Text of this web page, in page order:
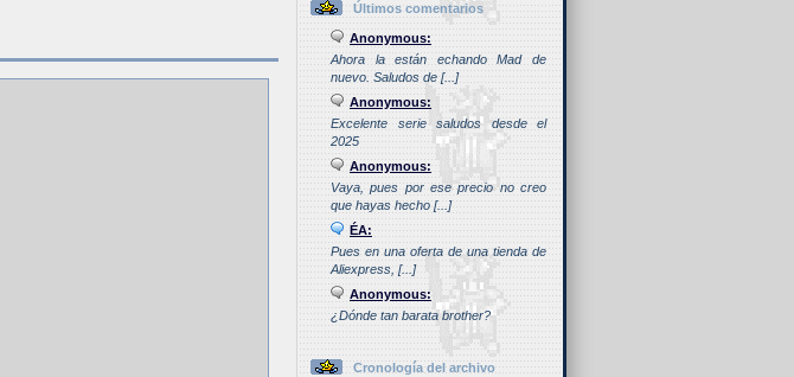
Últimos comentarios
Anonymous:
Ahora la están echando Mad de
nuevo. Saludos de [...]
Anonymous:
Excelente serie saludos desde el
2025
Anonymous:
Vaya, pues por ese precio no creo
que hayas hecho [...]
ÉA:
Pues en una oferta de una tienda de
Aliexpress, [...]
Anonymous:
¿Dónde tan barata brother?
Cronología del archivo